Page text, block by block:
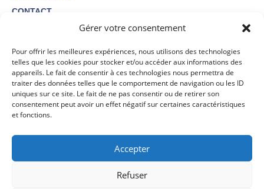
Gérer votre consentement
Pour offrir les meilleures expériences, nous utilisons des technologies
telles que les cookies pour stocker et/ou accéder aux informations des
appareils. Le fait de consentir à ces technologies nous permettra de
traiter des données telles que le comportement de navigation ou les ID
uniques sur ce site. Le fait de ne pas consentir ou de retirer son
consentement peut avoir un effet négatif sur certaines caractéristiques
et fonctions.
Accepter
Refuser
CONTACT
DEMANDE DE DEVIS
02 38 88 18 56
MALIGNERCOMBLES@ORANGE.FR